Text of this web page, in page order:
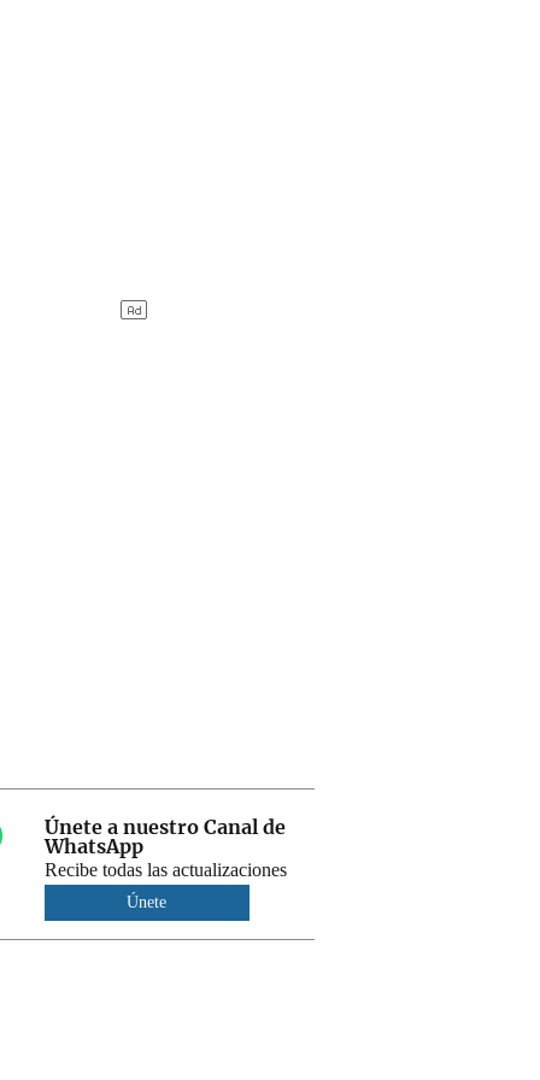
Únete a nuestro Canal de
WhatsApp
Recibe todas las actualizaciones
Únete